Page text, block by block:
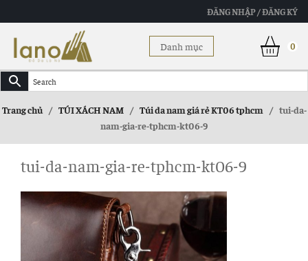
ĐĂNG NHẬP / ĐĂNG KÝ
Danh mục 0
Trang chủ / TÚI XÁCH NAM / Túi da nam giá rẻ KT06 tphcm / tui-da-
nam-gia-re-tphcm-kt06-9
tui-da-nam-gia-re-tphcm-kt06-9